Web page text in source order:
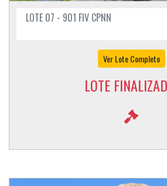
LOTE 07 - 901 FIV CPNN
Ver Lote Completo
LOTE